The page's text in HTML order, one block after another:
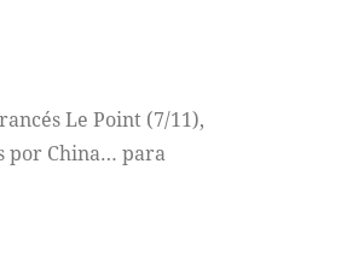
Le Point (7/11),
por China… para